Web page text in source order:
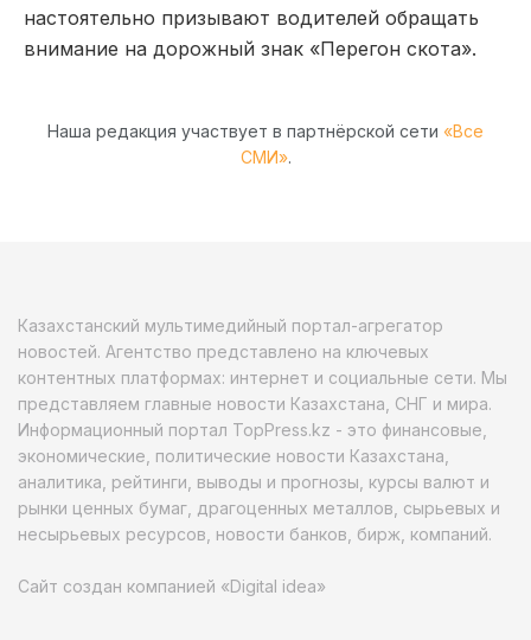
настоятельно призывают водителей обращать
внимание на дорожный знак «Перегон скота».
Наша редакция участвует в партнёрской сети «Все
СМИ».
Казахстанский мультимедийный портал-агрегатор
новостей. Агентство представлено на ключевых
контентных платформах: интернет и социальные сети. Мы
представляем главные новости Казахстана, СНГ и мира.
Информационный портал TopPress.kz - это финансовые,
экономические, политические новости Казахстана,
аналитика, рейтинги, выводы и прогнозы, курсы валют и
рынки ценных бумаг, драгоценных металлов, сырьевых и
несырьевых ресурсов, новости банков, бирж, компаний.
Сайт создан компанией «Digital idea»